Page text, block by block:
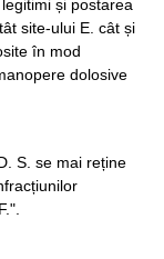
și postarea
site-ului E. cât și
în mod
dolosive
S. se mai reține